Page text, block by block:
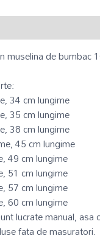
muselina de bumbac
34 cm lungime
35 cm lungime
38 cm lungime
45 cm lungime
49 cm lungime
51 cm lungime
57 cm lungime
60 cm lungime
lucrate manual,
fata de masuratori.